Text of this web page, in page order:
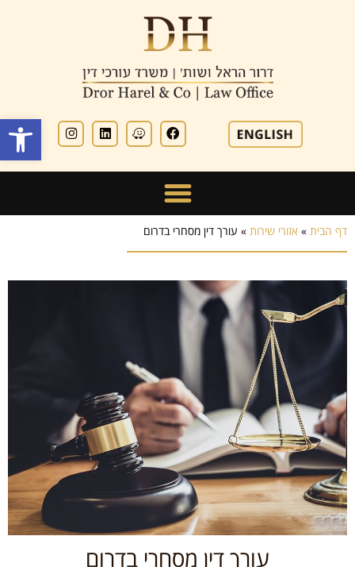
פתח
דף הבית » אזורי שירות » עורך דין מסחרי בדרום
עורך דין מסחרי בדרום